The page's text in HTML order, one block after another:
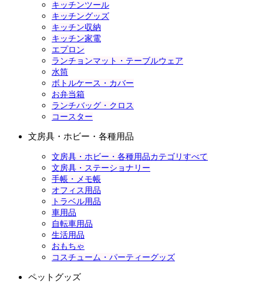
キッチンツール
キッチングッズ
キッチン収納
キッチン家電
エプロン
ランチョンマット・テーブルウェア
水筒
ボトルケース・カバー
お弁当箱
ランチバッグ・クロス
コースター
文房具・ホビー・各種用品
文房具・ホビー・各種用品カテゴリすべて
文房具・ステーショナリー
手帳・メモ帳
オフィス用品
トラベル用品
車用品
自転車用品
生活用品
おもちゃ
コスチューム・パーティーグッズ
ペットグッズ